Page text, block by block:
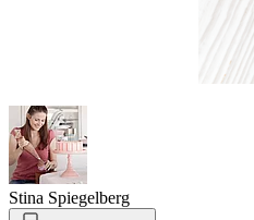
Stina Spiegelberg